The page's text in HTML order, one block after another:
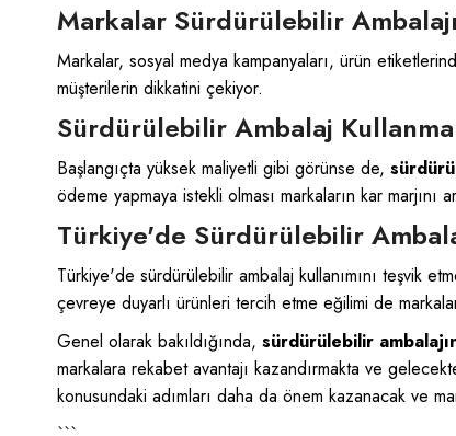
Markalar Sürdürülebilir Ambalajı
Markalar, sosyal medya kampanyaları, ürün
müşterilerin dikkatini çekiyor.
Sürdürülebilir Ambalaj
Başlangıçta yüksek maliyetli gibi görünse de,
ödeme yapmaya istekli olması markaların kar marjını
Türkiye'de Sürdürülebilir
Türkiye'de sürdürülebilir ambalaj kullanımını teşvik
çevreye duyarlı ürünleri tercih etme eğilimi de
Genel olarak bakıldığında, sürdürülebilir
markalara rekabet avantajı kazandırmakta ve
konusundaki adımları daha da önem kazanacak ve